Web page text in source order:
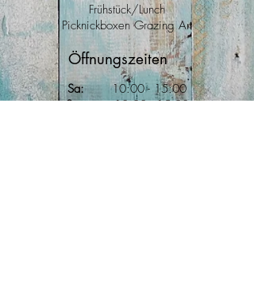
Frühstück/Lunch
Picknickboxen Grazing Art
Öffnungszeiten
Sa:10:00- 15:00
So:10:00 - 15:00